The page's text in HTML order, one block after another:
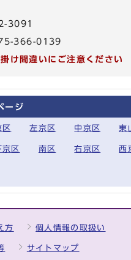
3091
366-0139
け間違いにご注意ください
ージ
区 左京区 中京区 東
京区 南区 右京区 西
方 個人情報の取扱い
サイトマップ